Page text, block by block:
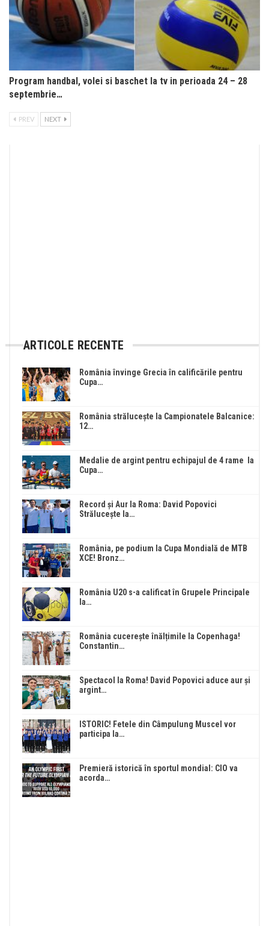
Program handbal, volei si baschet la tv in perioada 24 – 28
septembrie…
PREV NEXT
ARTICOLE RECENTE
România învinge Grecia în calificările pentru
Cupa…
România strălucește la Campionatele Balcanice:
12…
Medalie de argint pentru echipajul de 4 rame la
Cupa…
Record și Aur la Roma: David Popovici
Strălucește la…
România, pe podium la Cupa Mondială de MTB
XCE! Bronz…
România U20 s-a calificat în Grupele Principale
la…
România cucerește înălțimile la Copenhaga!
Constantin…
Spectacol la Roma! David Popovici aduce aur și
argint…
ISTORIC! Fetele din Câmpulung Muscel vor
participa la…
Premieră istorică în sportul mondial: CIO va
acorda…